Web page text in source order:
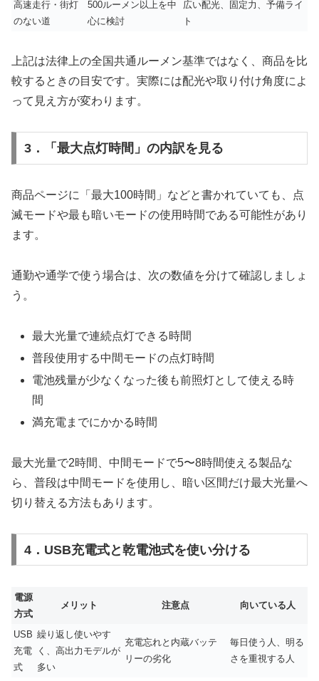
高速走行・街灯
のない道
500ルーメン以上を中
心に検討
広い配光、固定力、予備ライ
ト
上記は法律上の全国共通ルーメン基準ではなく、商品を比
較するときの目安です。実際には配光や取り付け角度によ
って見え方が変わります。
3．「最大点灯時間」の内訳を見る
商品ページに「最大100時間」などと書かれていても、点
滅モードや最も暗いモードの使用時間である可能性があり
ます。
通勤や通学で使う場合は、次の数値を分けて確認しましょ
う。
最大光量で連続点灯できる時間
普段使用する中間モードの点灯時間
電池残量が少なくなった後も前照灯として使える時
間
満充電までにかかる時間
最大光量で2時間、中間モードで5〜8時間使える製品な
ら、普段は中間モードを使用し、暗い区間だけ最大光量へ
切り替える方法もあります。
4．USB充電式と乾電池式を使い分ける
電源
方式
メリット 注意点 向いている人
USB
充電
式
繰り返し使いやす
く、高出力モデルが
多い
充電忘れと内蔵バッテ
リーの劣化
毎日使う人、明る
さを重視する人